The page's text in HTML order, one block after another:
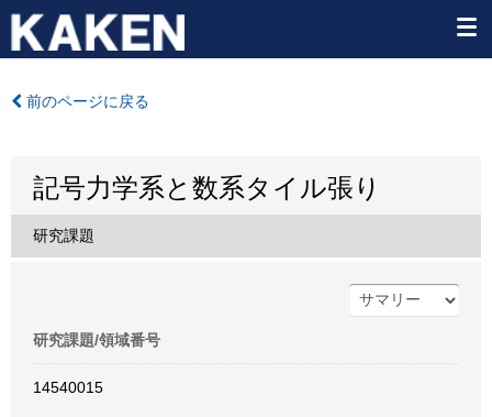
前のページに戻る
記号力学系と数系タイル張り
研究課題
研究課題/領域番号
14540015